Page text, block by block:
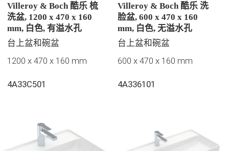
Villeroy & Boch 酷乐 梳
洗盆, 1200 x 470 x 160
mm, 白色, 有溢水孔
台上盆和碗盆
1200 x 470 x 160 mm
4A33C501
Villeroy & Boch 酷乐 洗
脸盆, 600 x 470 x 160
mm, 白色, 无溢水孔
台上盆和碗盆
600 x 470 x 160 mm
4A336101